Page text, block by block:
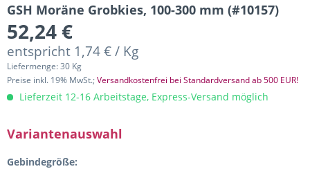
GSH Moräne Grobkies, 100-300 mm (#10157)
52,24 €
entspricht 1,74 € / Kg
Liefermenge: 30 Kg
Preise inkl. 19% MwSt.;Versandkostenfrei bei Standardversand ab 500 EUR!
Lieferzeit 12-16 Arbeitstage, Express-Versand möglich
Variantenauswahl
Gebindegröße: